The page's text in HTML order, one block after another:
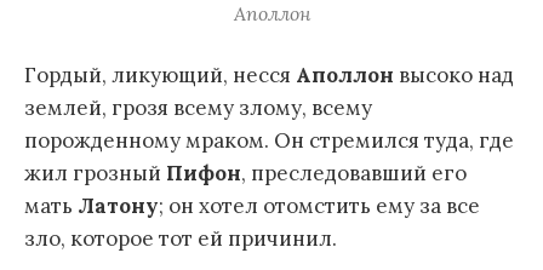
Аполлон
Гордый, ликующий, несся Аполлон высоко над
землей, грозя всему злому, всему
порожденному мраком. Он стремился туда, где
жил грозный Пифон, преследовавший его
мать Латону; он хотел отомстить ему за все
зло, которое тот ей причинил.